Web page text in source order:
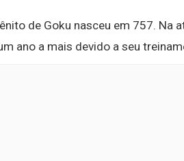
de Goku nasceu em 757. Na
ano a mais devido a seu